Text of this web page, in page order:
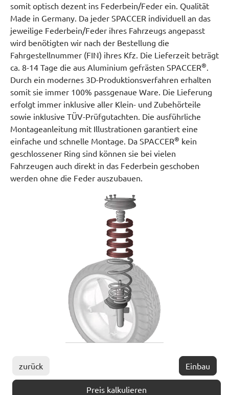
somit optisch dezent ins Federbein/Feder ein. Qualität
Made in Germany. Da jeder SPACCER individuell an das
jeweilige Federbein/Feder ihres Fahrzeugs angepasst
wird benötigten wir nach der Bestellung die
Fahrgestellnummer (FIN) ihres Kfz. Die Lieferzeit beträgt
ca. 8-14 Tage die aus Aluminium gefrästen SPACCER®.
Durch ein modernes 3D-Produktionsverfahren erhalten
somit sie immer 100% passgenaue Ware. Die Lieferung
erfolgt immer inklusive aller Klein- und Zubehörteile
sowie inklusive TÜV-Prüfgutachten. Die ausführliche
Montageanleitung mit Illustrationen garantiert eine
einfache und schnelle Montage. Da SPACCER® kein
geschlossener Ring sind können sie bei vielen
Fahrzeugen auch direkt in das Federbein geschoben
werden ohne die Feder auszubauen.
zurück Einbau
Preis kalkulieren